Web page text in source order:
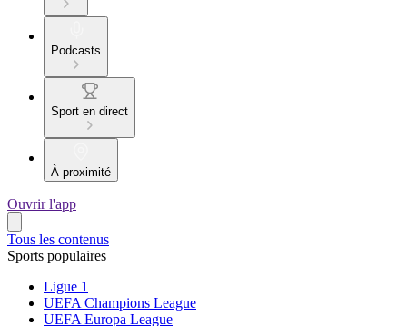
Podcasts
Sport en direct
À proximité
Ouvrir l'app
Tous les contenus
Sports populaires
Ligue 1
UEFA Champions League
UEFA Europa League